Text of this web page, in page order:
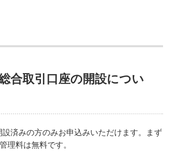
合取引口座の開設につい
済みの方のみお申込みいただけます。まず
理料は無料です。